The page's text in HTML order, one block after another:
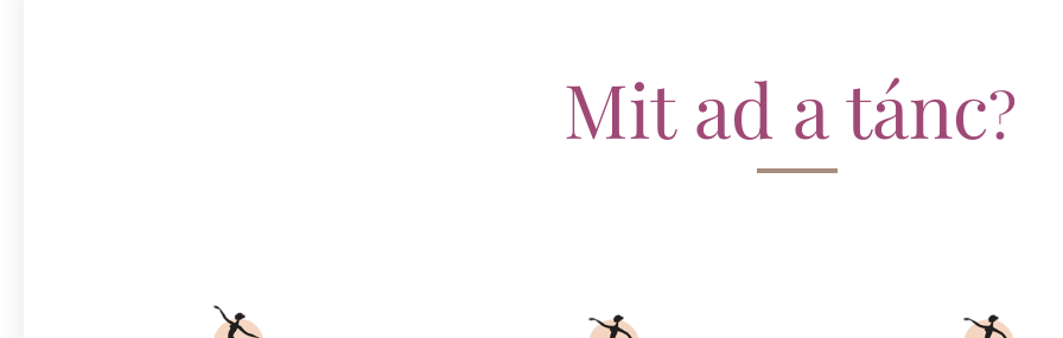
Mit ad a tánc?